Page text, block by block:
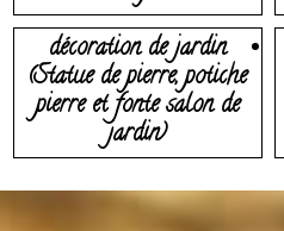
décoration de jardin
(Statue de pierre, potiche
pierre et fonte salon de
jardin)